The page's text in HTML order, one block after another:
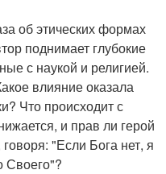
об этических формах
поднимает глубокие
с наукой и религией.
влияние оказала
Что происходит с
и прав ли герой
"Если Бога нет, я
Своего"?